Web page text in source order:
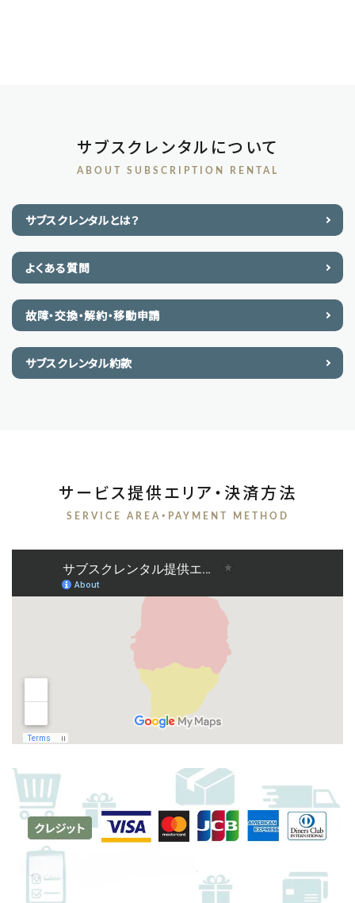
サブスクレンタルについて
ABOUT SUBSCRIPTION RENTAL
サブスクレンタルとは？
よくある質問
故障・交換・解約・移動申請
サブスクレンタル約款
サービス提供エリア・決済方法
SERVICE AREA・PAYMENT METHOD